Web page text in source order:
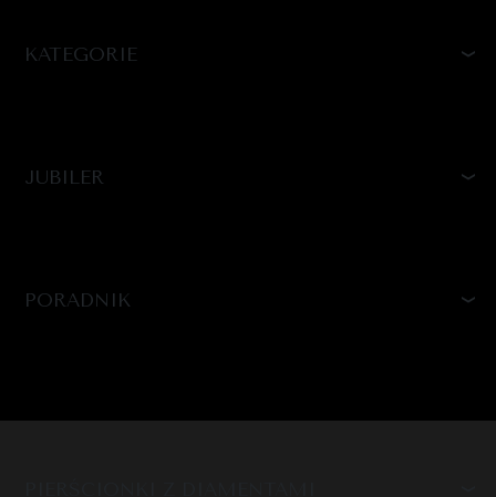
KATEGORIE
JUBILER
PORADNIK